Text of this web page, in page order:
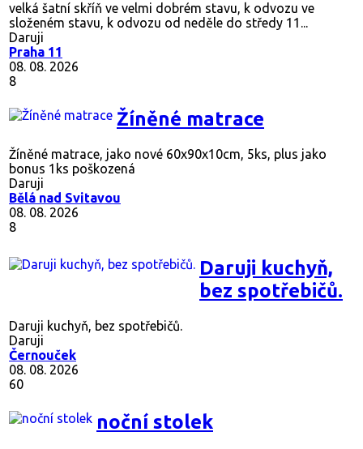
velká šatní skříň ve velmi dobrém stavu, k odvozu ve
složeném stavu, k odvozu od neděle do středy 11...
Daruji
Praha 11
08. 08. 2026
8
Žíněné matrace
Žíněné matrace, jako nové 60x90x10cm, 5ks, plus jako
bonus 1ks poškozená
Daruji
Bělá nad Svitavou
08. 08. 2026
8
Daruji kuchyň,
bez spotřebičů.
Daruji kuchyň, bez spotřebičů.
Daruji
Černouček
08. 08. 2026
60
noční stolek